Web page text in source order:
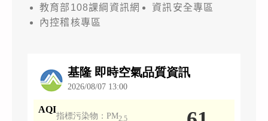
教育部108課綱資訊網
資訊安全專區
內控稽核專區